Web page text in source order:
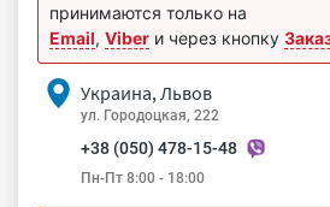
принимаются только на
Email, Viber и через кнопку
Украина, Львов
ул. Городоцкая, 222
+38 (050) 478-15-48
Пн-Пт 8:00 - 18:00